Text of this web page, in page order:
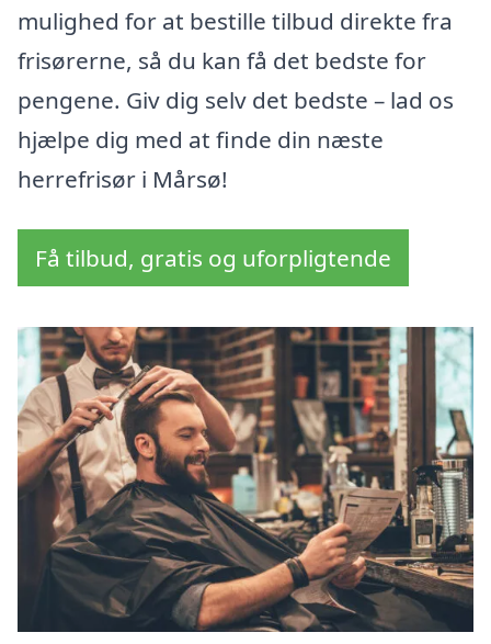
mulighed for at bestille tilbud direkte fra
frisørerne, så du kan få det bedste for
pengene. Giv dig selv det bedste – lad os
hjælpe dig med at finde din næste
herrefrisør i Mårsø!
Få tilbud, gratis og uforpligtende